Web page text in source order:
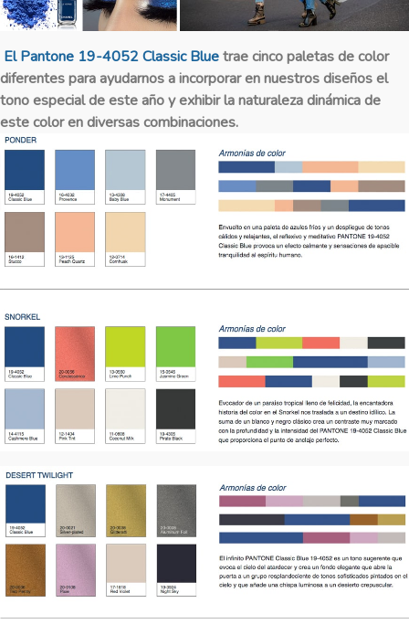
El Pantone 19-4052 Classic Bluetrae cinco paletas de color
diferentes para ayudarnos a incorporar en nuestros diseños el
tono especial de este año y exhibir la naturaleza dinámica de
este color en diversas combinaciones.